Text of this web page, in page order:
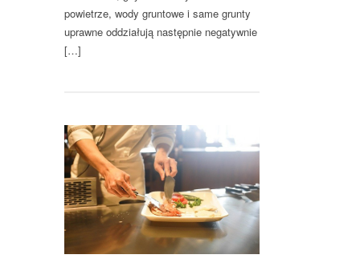
powietrze, wody gruntowe i same grunty
uprawne oddziałują następnie negatywnie
[…]